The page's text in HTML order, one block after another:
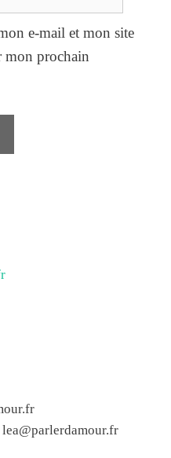
e-mail et mon site
mon prochain
lea@parlerdamour.fr